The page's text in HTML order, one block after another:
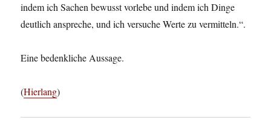
indem ich Sachen bewusst vorlebe und indem ich Dinge
deutlich anspreche, und ich versuche Werte zu vermitteln.“.
Eine bedenkliche Aussage.
(Hierlang)